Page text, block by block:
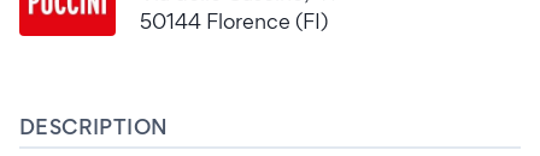
50144 Florence (FI)
DESCRIPTION